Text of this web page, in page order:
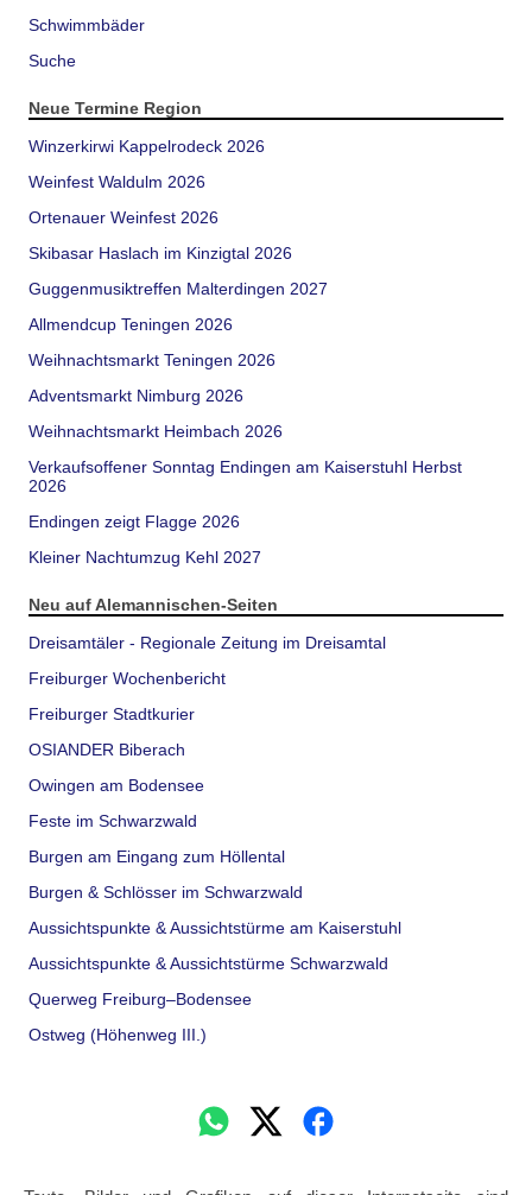
Schwimmbäder
Suche
Neue Termine Region
Winzerkirwi Kappelrodeck 2026
Weinfest Waldulm 2026
Ortenauer Weinfest 2026
Skibasar Haslach im Kinzigtal 2026
Guggenmusiktreffen Malterdingen 2027
Allmendcup Teningen 2026
Weihnachtsmarkt Teningen 2026
Adventsmarkt Nimburg 2026
Weihnachtsmarkt Heimbach 2026
Verkaufsoffener Sonntag Endingen am Kaiserstuhl Herbst
2026
Endingen zeigt Flagge 2026
Kleiner Nachtumzug Kehl 2027
Neu auf Alemannischen-Seiten
Dreisamtäler - Regionale Zeitung im Dreisamtal
Freiburger Wochenbericht
Freiburger Stadtkurier
OSIANDER Biberach
Owingen am Bodensee
Feste im Schwarzwald
Burgen am Eingang zum Höllental
Burgen & Schlösser im Schwarzwald
Aussichtspunkte & Aussichtstürme am Kaiserstuhl
Aussichtspunkte & Aussichtstürme Schwarzwald
Querweg Freiburg–Bodensee
Ostweg (Höhenweg III.)